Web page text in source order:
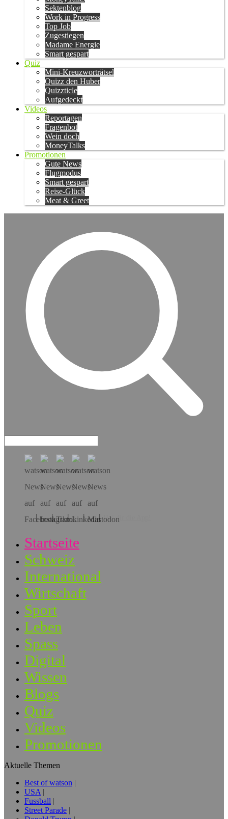
Sektenblog
Work in Progress
Top Job
Zugestiegen
Madame Energie
Smart gespart
Quiz
Mini-Kreuzworträtsel
Quizz den Huber
Quizzticle
Aufgedeckt
Videos
Reportagen
Fragenbot
Wein doch
MoneyTalks
Promotionen
Gute News
Flugmodus
Smart gespart
Reise-Glück
Meat & Greet
Hol dir die App!
Startseite
Schweiz
International
Wirtschaft
Sport
Leben
Spass
Digital
Wissen
Blogs
Quiz
Videos
Promotionen
Aktuelle Themen
Best of watson
USA
Fussball
Street Parade